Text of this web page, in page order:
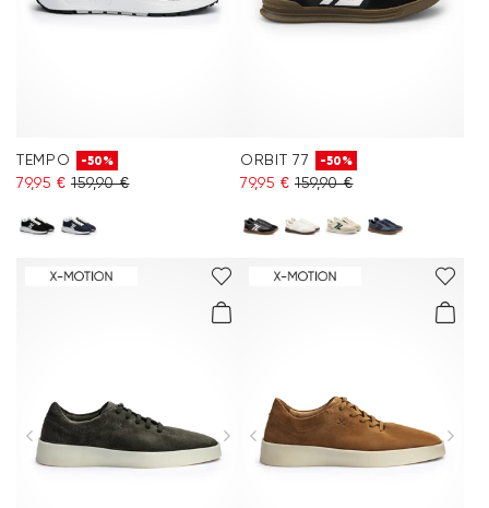
TEMPO -50%
79,95 € 159,90 €
ORBIT 77 -50%
79,95 € 159,90 €